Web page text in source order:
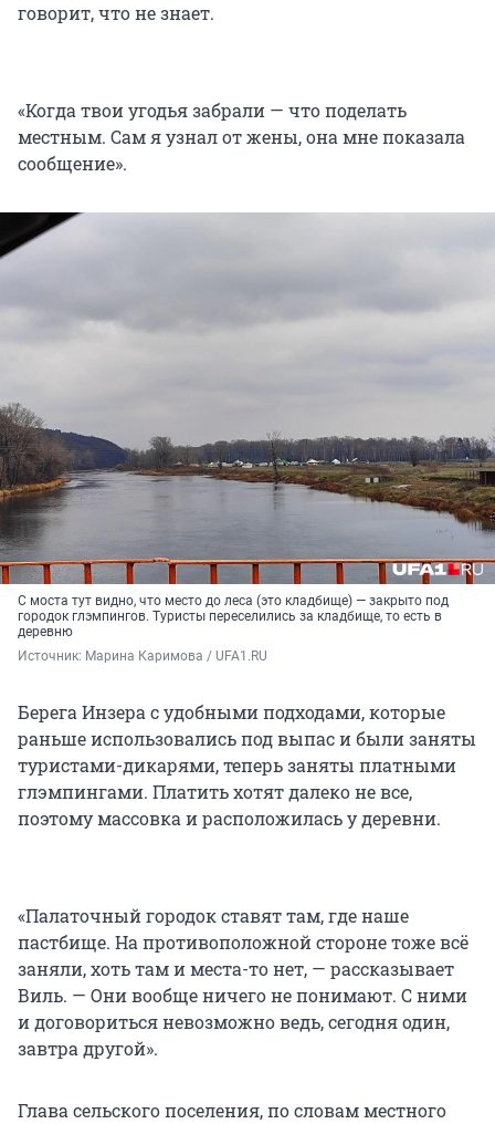
говорит, что не знает.
«Когда твои угодья забрали — что поделать
местным. Сам я узнал от жены, она мне показала
сообщение».
С моста тут видно, что место до леса (это кладбище) — закрыто под
городок глэмпингов. Туристы переселились за кладбище, то есть в
деревню
Источник: Марина Каримова / UFA1.RU
Берега Инзера с удобными подходами, которые
раньше использовались под выпас и были заняты
туристами-дикарями, теперь заняты платными
глэмпингами. Платить хотят далеко не все,
поэтому массовка и расположилась у деревни.
«Палаточный городок ставят там, где наше
пастбище. На противоположной стороне тоже всё
заняли, хоть там и места-то нет, — рассказывает
Виль. — Они вообще ничего не понимают. С ними
и договориться невозможно ведь, сегодня один,
завтра другой».
Глава сельского поселения, по словам местного